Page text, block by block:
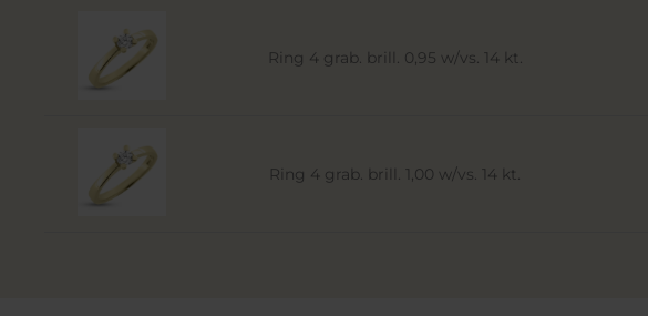
Ring 4 grab. brill. 0,95 w/vs. 14 kt.
Ring 4 grab. brill. 1,00 w/vs. 14 kt.